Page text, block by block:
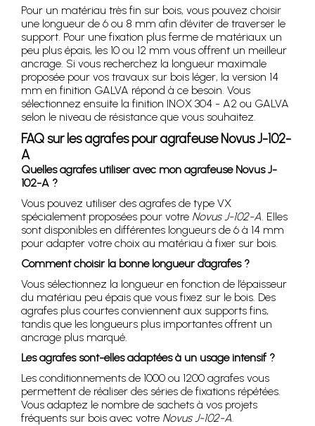
Pour un matériau très fin sur bois, vous pouvez choisir
une longueur de 6 ou 8 mm afin d’éviter de traverser le
support. Pour une fixation plus ferme de matériaux un
peu plus épais, les 10 ou 12 mm vous offrent un meilleur
ancrage. Si vous recherchez la longueur maximale
proposée pour vos travaux sur bois léger, la version 14
mm en finition GALVA répond à ce besoin. Vous
sélectionnez ensuite la finition INOX 304 - A2 ou GALVA
selon le niveau de résistance que vous souhaitez.
FAQ sur les agrafes pour agrafeuse Novus J-102-
A
Quelles agrafes utiliser avec mon agrafeuse Novus J-
102-A ?
Vous pouvez utiliser des agrafes de type VX
spécialement proposées pour votre Novus J-102-A. Elles
sont disponibles en différentes longueurs de 6 à 14 mm
pour adapter votre choix au matériau à fixer sur bois.
Comment choisir la bonne longueur d’agrafes ?
Vous sélectionnez la longueur en fonction de l’épaisseur
du matériau peu épais que vous fixez sur le bois. Des
agrafes plus courtes conviennent aux supports fins,
tandis que les longueurs plus importantes offrent un
ancrage plus marqué.
Les agrafes sont-elles adaptées à un usage intensif ?
Les conditionnements de 1000 ou 1200 agrafes vous
permettent de réaliser des séries de fixations répétées.
Vous adaptez le nombre de sachets à vos projets
fréquents sur bois avec votre Novus J-102-A.